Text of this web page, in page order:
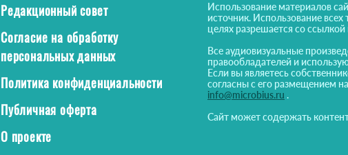
Редакционный совет
Согласие на обработку
персональных данных
Политика конфиденциальности
Публичная оферта
О проекте
Использование материалов
источник. Использование
целях разрешается со ссылкой
Все аудиовизуальные
правообладателей и
Если вы являетесь
согласны с его размещением
info@microbius.ru .
Сайт может содержать